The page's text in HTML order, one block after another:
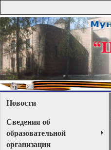
Новости
Сведения об
образовательной
организации